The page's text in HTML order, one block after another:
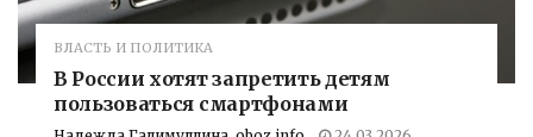
ВЛАСТЬ И ПОЛИТИКА
В России хотят запретить детям
пользоваться смартфонами